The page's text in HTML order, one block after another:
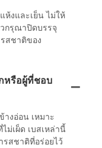
ห้งและเย็น ไม่ให้
กรุณาปิดบรรจุ
สชาติของ
หรือผู้ที่ชอบ
งอ่อน เหมาะ
ม่เผ็ด เบสเหล่านี้
รสชาติที่อร่อยไว้